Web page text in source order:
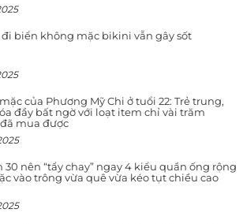
đi biển không mặc bikini vẫn gây sốt
của Phương Mỹ Chi ở tuổi 22: Trẻ trung,
đầy bất ngờ với loạt item chỉ vài trăm
mua được
30 nên “tẩy chay” ngay 4 kiểu quần ống rộng
vào trông vừa quê vừa kéo tụt chiều cao